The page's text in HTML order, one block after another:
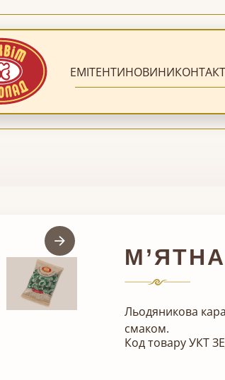
ЕМІТЕНТИНОВИНИ
М’ЯТНА
Льодяникова
смаком.
Код товару УКТ